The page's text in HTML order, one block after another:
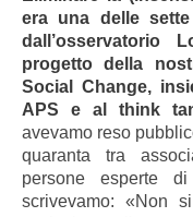
era una delle
progetto della
Social Change,
APS e al think
avevamo reso
quaranta tra
persone esperte
scrivevamo: «Non